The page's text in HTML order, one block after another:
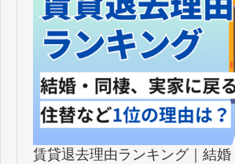
賃貸退去理由ランキング｜結婚